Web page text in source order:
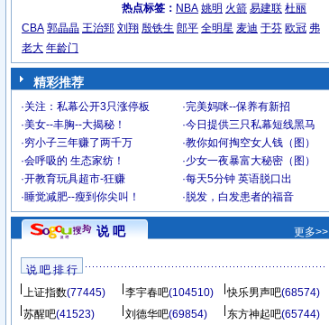
热点标签： NBA 姚明 火箭 易建联 杜丽
CBA 郭晶晶 王治郅 刘翔 殷铁生 郎平 全明星 麦迪 于芬 欧冠 弗
老大 年龄门
精彩推荐
·关注：私幕公开3只涨停板 ·完美妈咪--保养有新招
·美女--丰胸--大揭秘！ ·今日提供三只私幕短线黑马
·穷小子三年赚了两千万 ·教你如何掏空女人钱（图）
·会呼吸的 生态家纺！ ·少女一夜暴富大秘密（图）
·开教育玩具超市-狂赚 ·每天5分钟 英语脱口出
·睡觉减肥--瘦到你尖叫！ · 脱发，白发患者的福音
说 吧 更多>>
说 吧 排 行
上证指数(77445) 李宇春吧(104510) 快乐男声吧(68574)
苏醒吧(41523) 刘德华吧(69854) 东方神起吧(65744)